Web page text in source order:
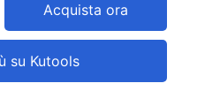
Acquista ora
su Kutools